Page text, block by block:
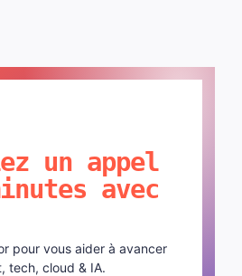
un appel
avec
pour vous aider à avancer
tech, cloud & IA.